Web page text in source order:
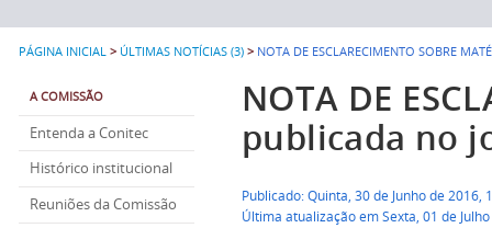
PÁGINA INICIAL > ÚLTIMAS NOTÍCIAS (3) > NOTA DE ESCLARECIMENTO SOBRE
A COMISSÃO
Entenda a Conitec
Histórico institucional
Reuniões da Comissão
NOTA DE
publicada no
Publicado: Quinta, 30 de Junho de 2016,
Última atualização em Sexta, 01 de